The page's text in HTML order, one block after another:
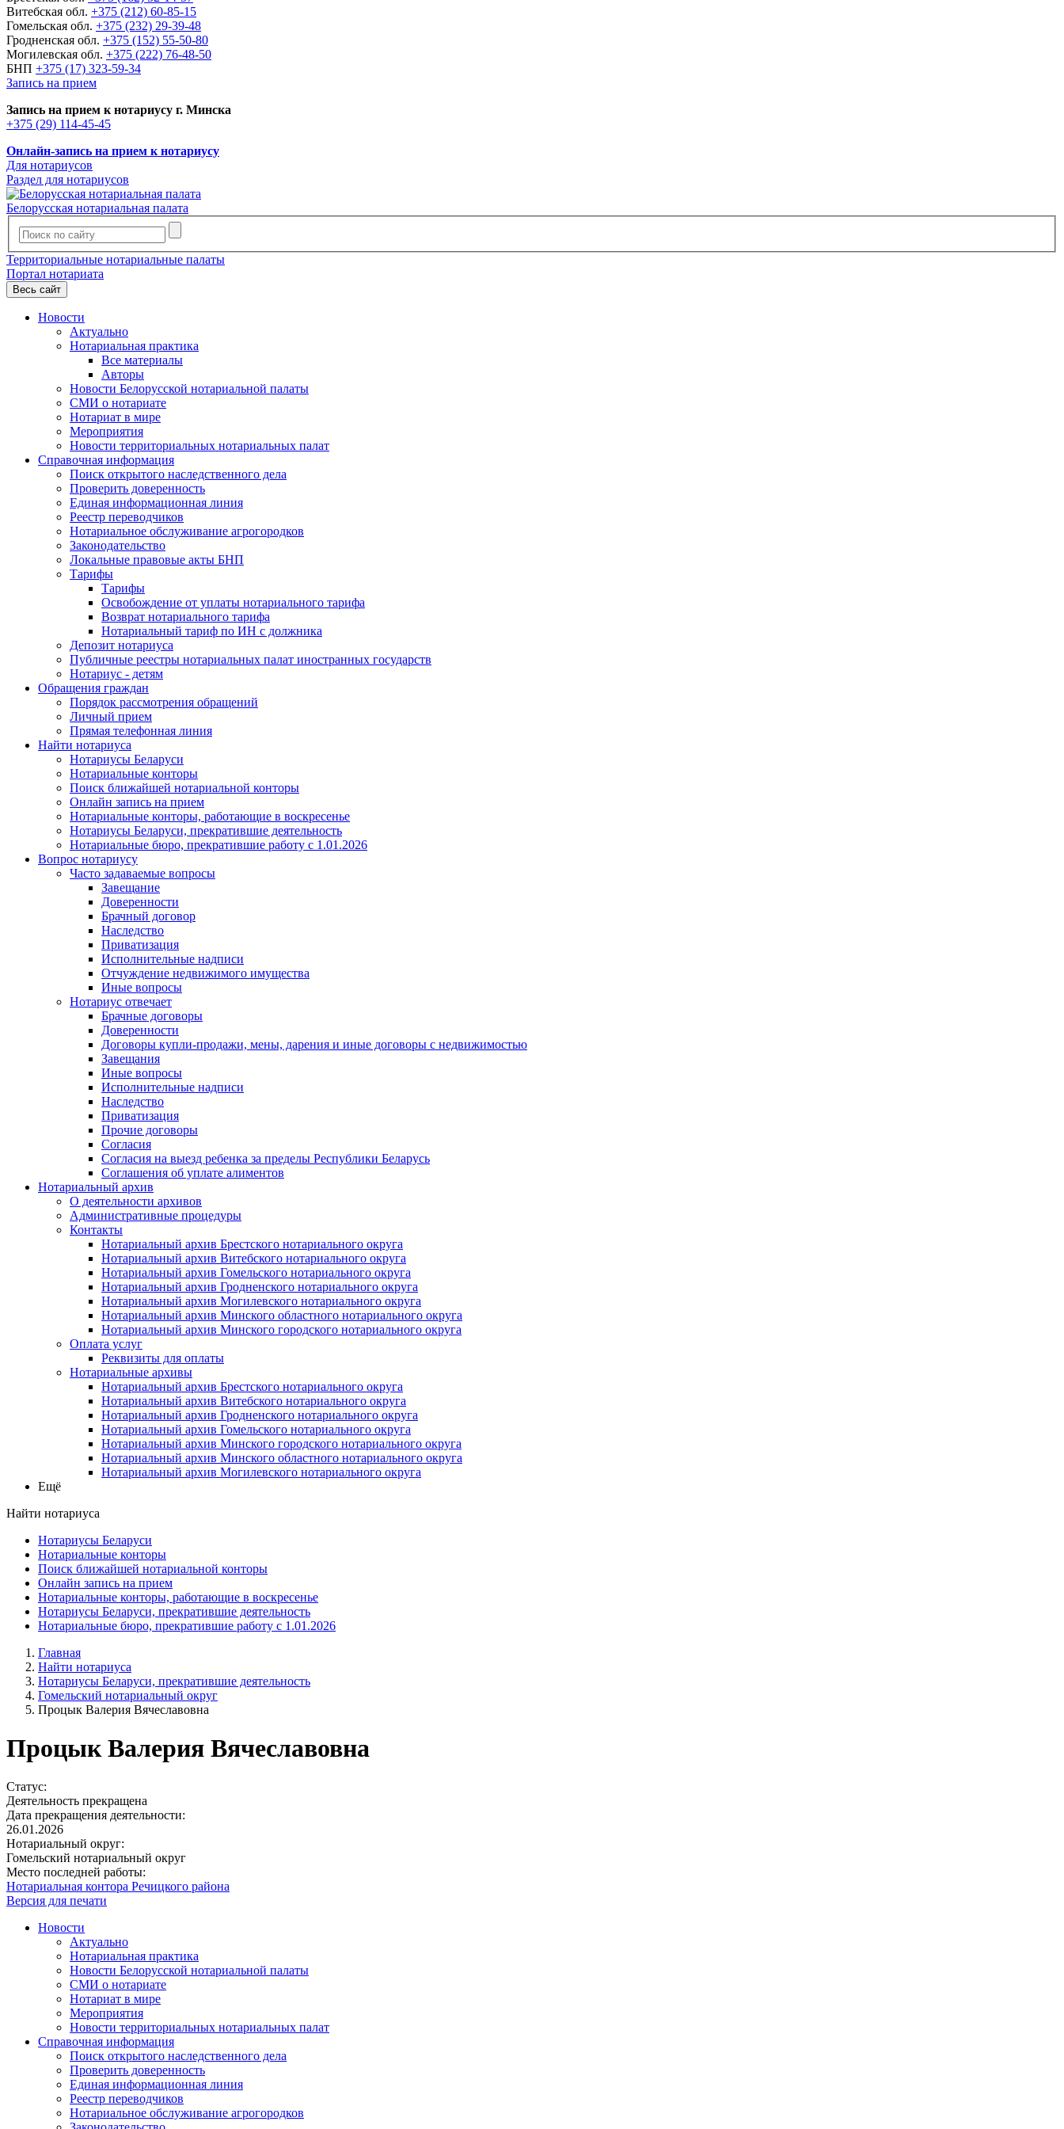
Витебская обл. +375 (212) 60-85-15
Гомельская обл. +375 (232) 29-39-48
Гродненская обл. +375 (152) 55-50-80
Могилевская обл. +375 (222) 76-48-50
БНП +375 (17) 323-59-34
Запись на прием
Запись на прием к нотариусу г. Минска
+375 (29) 114-45-45
Онлайн-запись на прием к нотариусу
Для нотариусов
Раздел для нотариусов
Белорусская нотариальная палата
Территориальные нотариальные палаты
Портал нотариата
Весь сайт
Новости
Актуально
Нотариальная практика
Все материалы
Авторы
Новости Белорусской нотариальной палаты
СМИ о нотариате
Нотариат в мире
Мероприятия
Новости территориальных нотариальных палат
Справочная информация
Поиск открытого наследственного дела
Проверить доверенность
Единая информационная линия
Реестр переводчиков
Нотариальное обслуживание агрогородков
Законодательство
Локальные правовые акты БНП
Тарифы
Тарифы
Освобождение от уплаты нотариального тарифа
Возврат нотариального тарифа
Нотариальный тариф по ИН с должника
Депозит нотариуса
Публичные реестры нотариальных палат иностранных государств
Нотариус - детям
Обращения граждан
Порядок рассмотрения обращений
Личный прием
Прямая телефонная линия
Найти нотариуса
Нотариусы Беларуси
Нотариальные конторы
Поиск ближайшей нотариальной конторы
Онлайн запись на прием
Нотариальные конторы, работающие в воскресенье
Нотариусы Беларуси, прекратившие деятельность
Нотариальные бюро, прекратившие работу с 1.01.2026
Вопрос нотариусу
Часто задаваемые вопросы
Завещание
Доверенности
Брачный договор
Наследство
Приватизация
Исполнительные надписи
Отчуждение недвижимого имущества
Иные вопросы
Нотариус отвечает
Брачные договоры
Доверенности
Договоры купли-продажи, мены, дарения и иные договоры с недвижимостью
Завещания
Иные вопросы
Исполнительные надписи
Наследство
Приватизация
Прочие договоры
Согласия
Согласия на выезд ребенка за пределы Республики Беларусь
Соглашения об уплате алиментов
Нотариальный архив
О деятельности архивов
Административные процедуры
Контакты
Нотариальный архив Брестского нотариального округа
Нотариальный архив Витебского нотариального округа
Нотариальный архив Гомельского нотариального округа
Нотариальный архив Гродненского нотариального округа
Нотариальный архив Могилевского нотариального округа
Нотариальный архив Минского областного нотариального округа
Нотариальный архив Минского городского нотариального округа
Оплата услуг
Реквизиты для оплаты
Нотариальные архивы
Нотариальный архив Брестского нотариального округа
Нотариальный архив Витебского нотариального округа
Нотариальный архив Гродненского нотариального округа
Нотариальный архив Гомельского нотариального округа
Нотариальный архив Минского городского нотариального округа
Нотариальный архив Минского областного нотариального округа
Нотариальный архив Могилевского нотариального округа
Ещё
Найти нотариуса
Нотариусы Беларуси
Нотариальные конторы
Поиск ближайшей нотариальной конторы
Онлайн запись на прием
Нотариальные конторы, работающие в воскресенье
Нотариусы Беларуси, прекратившие деятельность
Нотариальные бюро, прекратившие работу с 1.01.2026
Главная
Найти нотариуса
Нотариусы Беларуси, прекратившие деятельность
Гомельский нотариальный округ
Процык Валерия Вячеславовна
Процык Валерия Вячеславовна
Статус:
Деятельность прекращена
Дата прекращения деятельности:
26.01.2026
Нотариальный округ:
Гомельский нотариальный округ
Место последней работы:
Нотариальная контора Речицкого района
Версия для печати
Новости
Актуально
Нотариальная практика
Новости Белорусской нотариальной палаты
СМИ о нотариате
Нотариат в мире
Мероприятия
Новости территориальных нотариальных палат
Справочная информация
Поиск открытого наследственного дела
Проверить доверенность
Единая информационная линия
Реестр переводчиков
Нотариальное обслуживание агрогородков